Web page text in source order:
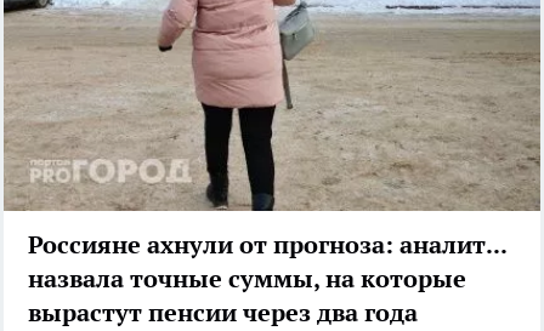
Россияне ахнули от прогноза: аналитик
назвала точные суммы, на которые
вырастут пенсии через два года